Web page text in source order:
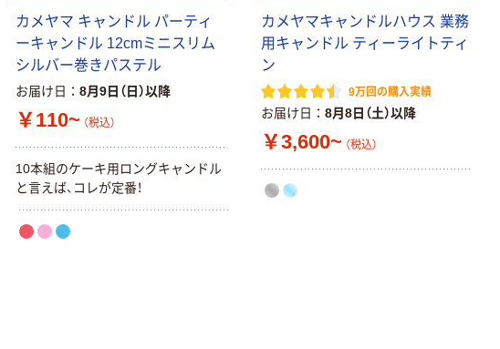
カメヤマ キャンドル パーティ
ーキャンドル 12cmミニスリム
シルバー巻きパステル
お届け日 8月9日（日）以降
￥110~ （税込）
10本組のケーキ用ロングキャンドル
と言えば、コレが定番！
カメヤマキャンドルハウス 業務
用キャンドル ティーライトティ
ン
9万回の購入実績
お届け日 8月8日（土）以降
￥3,600~ （税込）